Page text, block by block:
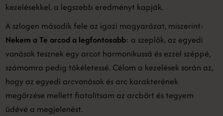
kezelésekkel, a legszebb eredményt kapják.
A szlogen második fele az igazi magyarázat, miszerint:
Nekem a Te arcod a legfontosabb: a szeplők, az egyedi
vonások tesznek egy arcot harmonikussá és ezzel széppé,
számomra pedig tökéletessé. Célom a kezelések során az,
hogy az egyedi arcvonások és arc karakterének
megőrzése mellett fiatalítsam az arcbőrt és tegyem
üdévé a megjelenést.